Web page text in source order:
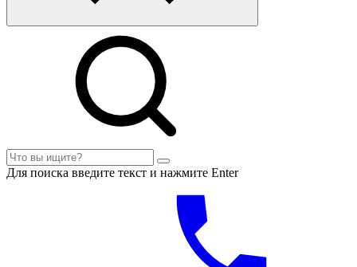
Для поиска введите текст и нажмите Enter